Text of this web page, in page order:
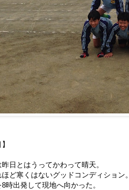
日とはうってかわって晴天。
ど寒くはないグッドコンディション。
時出発して現地へ向かった。